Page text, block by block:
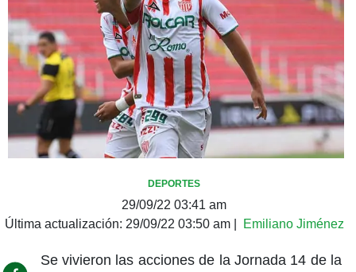
DEPORTES
29/09/22 03:41 am
Última actualización: 29/09/22 03:50 am| Emiliano Jiménez
Se vivieron las acciones de la Jornada 14 de la